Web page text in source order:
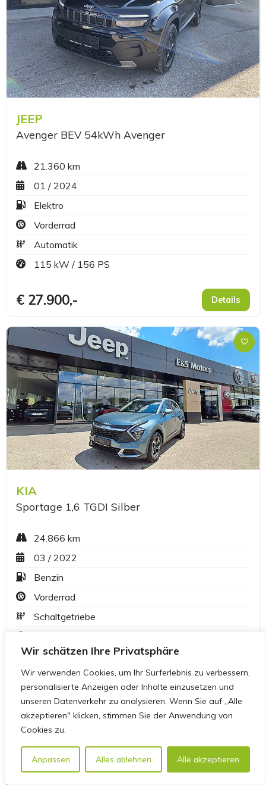
Wir schätzen Ihre Privatsphäre
Wir verwenden Cookies, um Ihr Surferlebnis zu verbessern,
personalisierte Anzeigen oder Inhalte einzusetzen und
unseren Datenverkehr zu analysieren. Wenn Sie auf „Alle
akzeptieren" klicken, stimmen Sie der Anwendung von
Cookies zu.
Anpassen Alles ablehnen Alle akzeptieren